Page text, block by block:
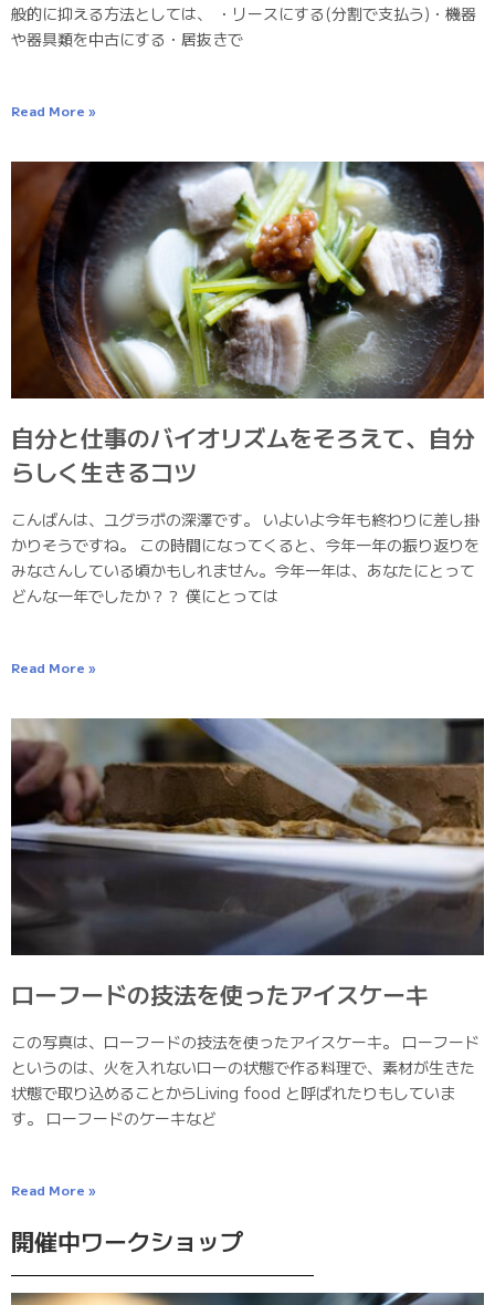
般的に抑える方法としては、 ・リースにする(分割で支払う)・機器
や器具類を中古にする・居抜きで
Read More »
自分と仕事のバイオリズムをそろえて、自分
らしく生きるコツ
こんばんは、ユグラボの深澤です。 いよいよ今年も終わりに差し掛
かりそうですね。 この時間になってくると、今年一年の振り返りを
みなさんしている頃かもしれません。今年一年は、あなたにとって
どんな一年でしたか？？ 僕にとっては
Read More »
ローフードの技法を使ったアイスケーキ
この写真は、ローフードの技法を使ったアイスケーキ。 ローフード
というのは、火を入れないローの状態で作る料理で、素材が生きた
状態で取り込めることからLiving food と呼ばれたりもしていま
す。 ローフードのケーキなど
Read More »
開催中ワークショップ